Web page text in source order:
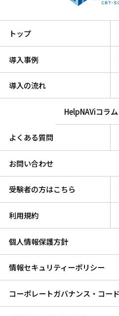
トップ
導入事例
導入の流れ
HelpNAViコラム
よくある質問
お問い合わせ
受験者の方はこちら
利用規約
個人情報保護方針
情報セキュリティーポリシー
コーポレートガバナンス・コード